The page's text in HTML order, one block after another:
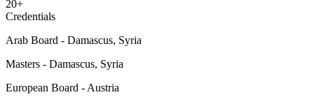
20+
Credentials
Arab Board - Damascus, Syria
Masters - Damascus, Syria
European Board - Austria